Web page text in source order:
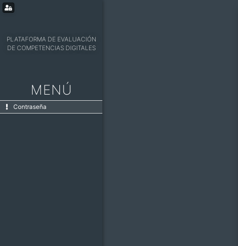
PLATAFORMA DE EVALUACIÓN
DE COMPETENCIAS DIGITALES
MENÚ
Contraseña